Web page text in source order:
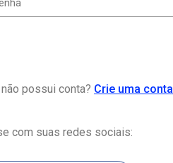
possui conta? Crie uma conta
com suas redes sociais: